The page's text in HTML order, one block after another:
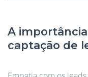
A
captação de